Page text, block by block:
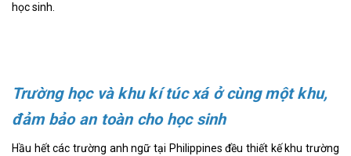
học sinh.
Trường học và khu kí túc xá ở cùng một khu,
đảm bảo an toàn cho học sinh
Hầu hết các trường anh ngữ tại Philippines đều thiết kế khu trường